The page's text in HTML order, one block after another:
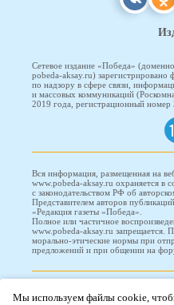
Сетевое издание «Победа»
pobeda-aksay.ru) зарегистрировано
по надзору в сфере связи,
и массовых коммуникаций
2019 года, регистрационный
Вся информация, размещенная на
www.pobeda-aksay.ru охраняется в
с законодательством РФ об
Представителем авторов
«Редакция газеты «Победа».
Полное или частичное
www.pobeda-aksay.ru запрещается.
морально-этические нормы при
предложений и при общении на
Мы используем файлы cookie,